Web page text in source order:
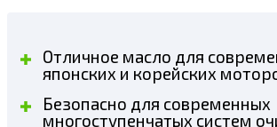
Отличное масло для
японских и корейских
Безопасно для современных
многоступенчатых систем